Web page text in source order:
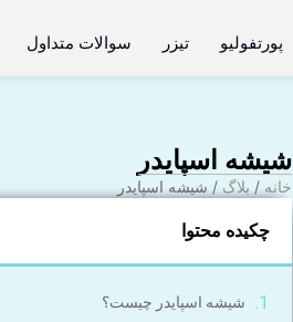
پورتفولیو تیزر سوالات متداول
شیشه اسپایدر
خانه / بلاگ / شیشه اسپایدر
چکیده محتوا
شیشه اسپایدر چیست؟